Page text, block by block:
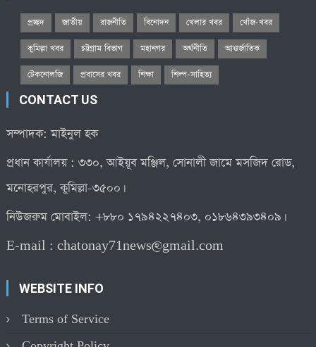
প্রচ্ছদ জাতীয় রাজনীতি বিনোদন খেলার খবর খোঁজ-খবর
কুমিল্লা খবর চট্টগ্রাম বিভাগ মহানগর অর্থনীতি আন্তর্জাতিক
টেকনোলজি প্রবাসের খবর শিক্ষা শিল্প-সাহিত্য
CONTACT US
সম্পাদক: মাইনুল হক
প্রধান কার্যালয় : ৩৩০, আইয়ূব মঞ্জিল, সোনালী জামে মসজিদ রোড,
মনোহরপুর, কুমিল্লা-৩৫০০।
নিউজরুম মোবাইল: +৮৮০ ১৭৯৪২২৭৪০৩, ০১৮৬৪৩৯৩৪০৯।
E-mail :chatonay71news@gmail.com
WEBSITE INFO
Terms of Service